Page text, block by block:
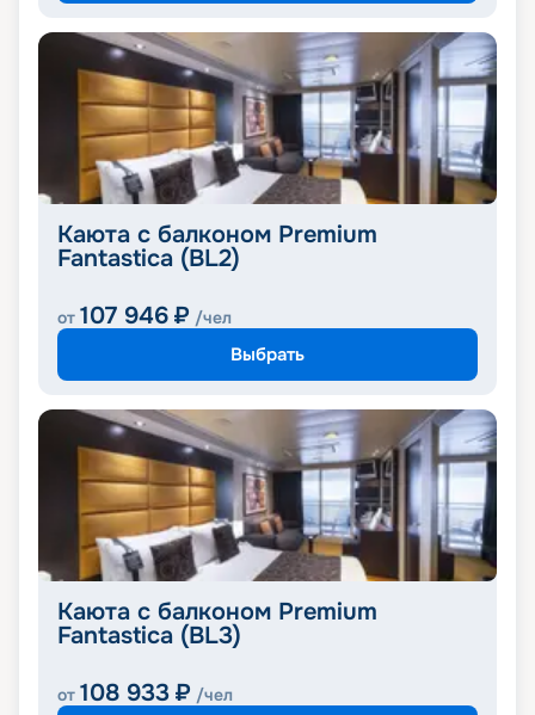
Каюта с балконом Premium
Fantastica (BL2)
от 107 946 ₽ /чел
Выбрать
Каюта с балконом Premium
Fantastica (BL3)
от 108 933 ₽ /чел